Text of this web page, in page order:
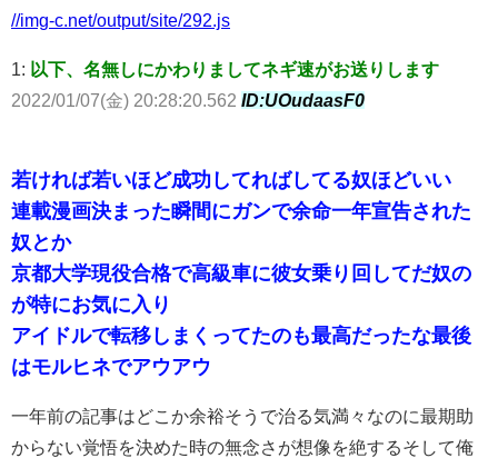
//img-c.net/output/site/292.js
1: 以下、名無しにかわりましてネギ速がお送りします
2022/01/07(金) 20:28:20.562 ID:UOudaasF0
若ければ若いほど成功してればしてる奴ほどいい
連載漫画決まった瞬間にガンで余命一年宣告された
奴とか
京都大学現役合格で高級車に彼女乗り回してだ奴の
が特にお気に入り
アイドルで転移しまくってたのも最高だったな最後
はモルヒネでアウアウ
一年前の記事はどこか余裕そうで治る気満々なのに最期助
からない覚悟を決めた時の無念さが想像を絶するそして俺